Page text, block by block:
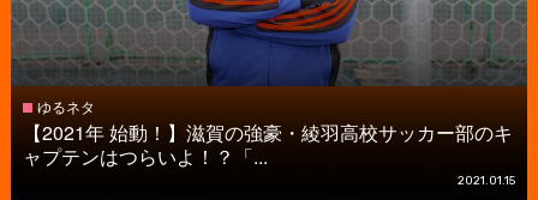
ゆるネタ
【2021年 始動！】滋賀の強豪・綾羽高校サッカー部のキ
ャプテンはつらいよ！？「...
2021.01.15